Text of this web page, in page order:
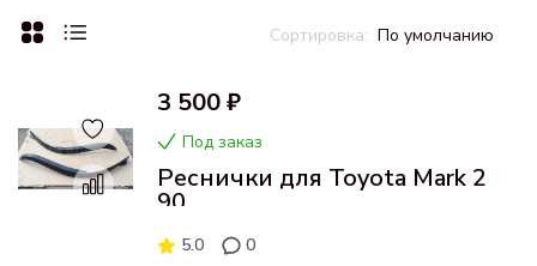
По умолчанию
3 500 ₽
Под заказ
Реснички для Toyota Mark 2
90
5.0 0